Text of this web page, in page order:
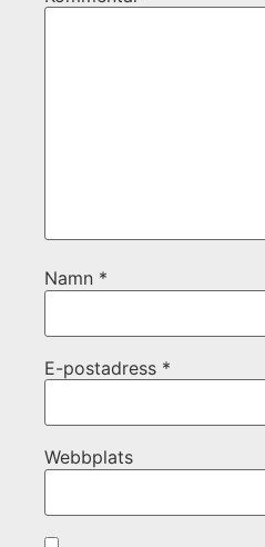
Namn *
E-postadress *
Webbplats